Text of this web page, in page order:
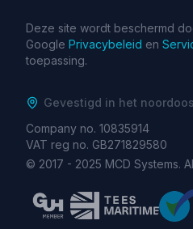
Deze site wordt beschermd
Google Privacybeleid en
toepassing.
Gevestigd in het
Company no. 10835914
VAT reg no. GB271829580
© 2017 - 2025 MCD Systems.